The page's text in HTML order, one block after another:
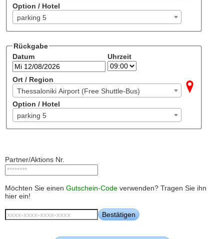
Option / Hotel
parking 5
Rückgabe
Datum
Uhrzeit
Ort / Region
Thessaloniki Airport (Free Shuttle-Bus)
Option / Hotel
parking 5
Partner/Aktions Nr.
Möchten Sie einen Gutschein-Code verwenden? Tragen Sie ihn
hier ein!